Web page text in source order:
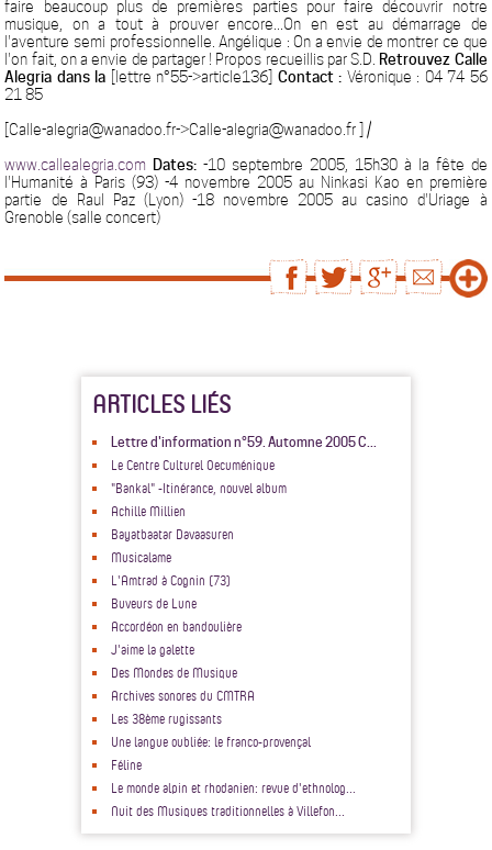
faire beaucoup plus de premières parties pour faire découvrir notre
musique, on a tout à prouver encore...On en est au démarrage de
l'aventure semi professionnelle. Angélique : On a envie de montrer ce que
l'on fait, on a envie de partager ! Propos recueillis par S.D. Retrouvez Calle
Alegria dans la [lettre n°55->article136] Contact : Véronique : 04 74 56
21 85
[Calle-alegria@wanadoo.fr->Calle-alegria@wanadoo.fr ] /
www.callealegria.com Dates: -10 septembre 2005, 15h30 à la fête de
l'Humanité à Paris (93) -4 novembre 2005 au Ninkasi Kao en première
partie de Raul Paz (Lyon) -18 novembre 2005 au casino d'Uriage à
Grenoble (salle concert)
ARTICLES LIÉS
Lettre d'information n°59. Automne 2005 C...
Le Centre Culturel Oecuménique
"Bankal" -Itinérance, nouvel album
Achille Millien
Bayatbaatar Davaasuren
Musicalame
L'Amtrad à Cognin (73)
Buveurs de Lune
Accordéon en bandoulière
J'aime la galette
Des Mondes de Musique
Archives sonores du CMTRA
Les 38ème rugissants
Une langue oubliée: le franco-provençal
Féline
Le monde alpin et rhodanien: revue d'ethnolog...
Nuit des Musiques traditionnelles à Villefon...